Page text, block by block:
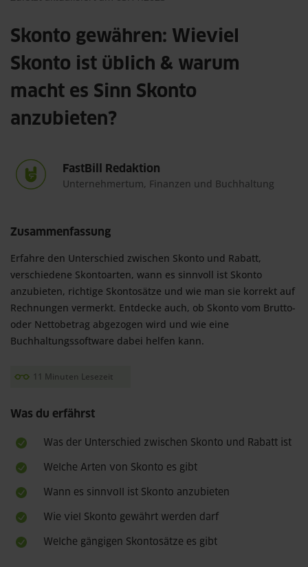
Skonto gewähren: Wieviel
Skonto ist üblich & warum
macht es Sinn Skonto
anzubieten?
FastBill Redaktion
Unternehmertum, Finanzen und Buchhaltung
Zusammenfassung
Erfahre den Unterschied zwischen Skonto und Rabatt,
verschiedene Skontoarten, wann es sinnvoll ist Skonto
anzubieten, richtige Skontosätze und wie man sie korrekt auf
Rechnungen vermerkt. Entdecke auch, ob Skonto vom Brutto-
oder Nettobetrag abgezogen wird und wie eine
Buchhaltungssoftware dabei helfen kann.
11 Minuten Lesezeit
Was du erfährst
Was der Unterschied zwischen Skonto und Rabatt ist
Welche Arten von Skonto es gibt
Wann es sinnvoll ist Skonto anzubieten
Wie viel Skonto gewährt werden darf
Welche gängigen Skontosätze es gibt